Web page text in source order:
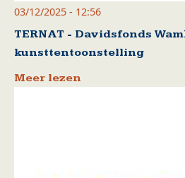
03/12/2025 - 12:56
TERNAT - Davidsfonds
kunsttentoonstelling
Meer lezen